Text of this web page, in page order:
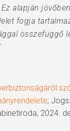
alapján
fogja
összefüggő
;
2024.